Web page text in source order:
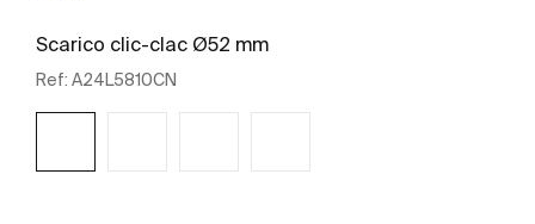
Scarico clic-clac Ø52 mm
Ref: A24L5810CN